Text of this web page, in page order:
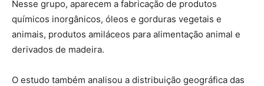
Nesse grupo, aparecem a fabricação de produtos
químicos inorgânicos, óleos e gorduras vegetais e
animais, produtos amiláceos para alimentação animal e
derivados de madeira.
O estudo também analisou a distribuição geográfica das